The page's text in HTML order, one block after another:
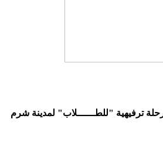
ترفيهية "للطــــــلاب" لمدينة شرم